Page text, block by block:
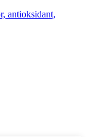
antioksidant,